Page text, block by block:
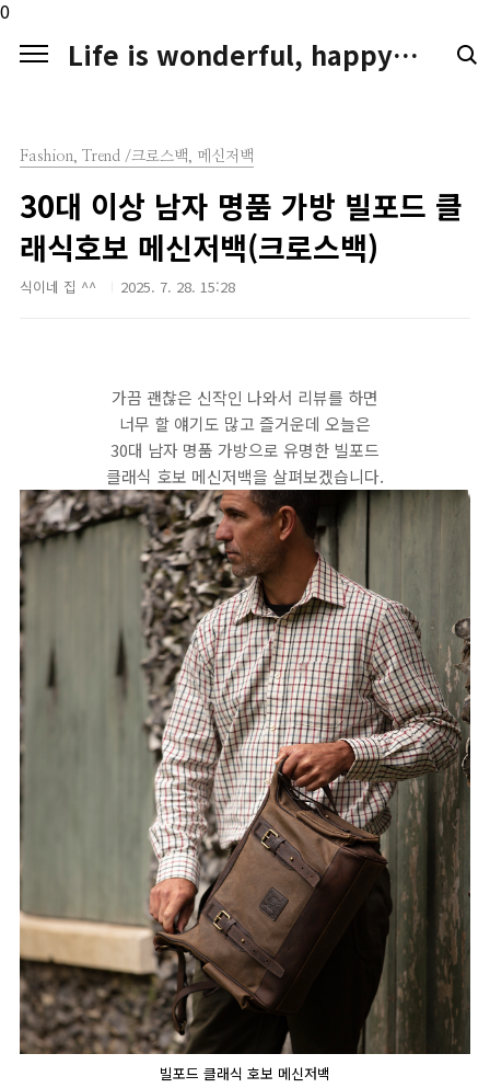
0
본문 바로가기
Life is wonderful, happy. LIFE LOGGER
Fashion, Trend /크로스백, 메신저백
30대 이상 남자 명품 가방 빌포드 클
래식호보 메신저백(크로스백)
식이네 집 ^^ 2025. 7. 28. 15:28
가끔 괜찮은 신작인 나와서 리뷰를 하면
너무 할 얘기도 많고 즐거운데 오늘은
30대 남자 명품 가방으로 유명한 빌포드
클래식 호보 메신저백을 살펴보겠습니다.
빌포드 클래식 호보 메신저백